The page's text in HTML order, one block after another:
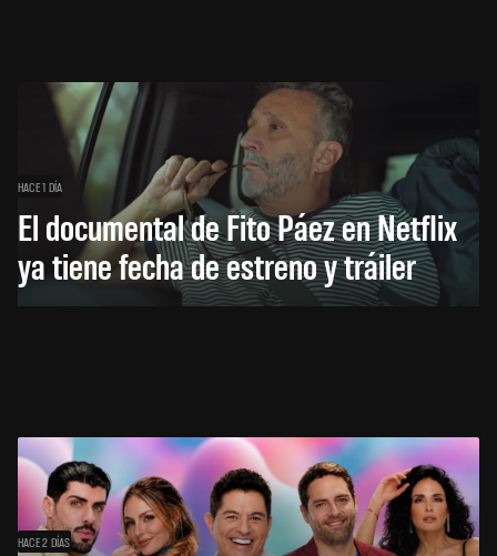
HACE 1 DÍA
El documental de Fito Páez en Netflix
ya tiene fecha de estreno y tráiler
HACE 2 DÍAS